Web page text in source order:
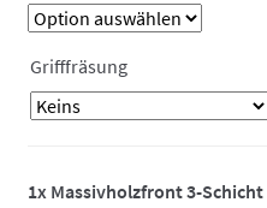
Grifffräsung
1x Massivholzfront 3-Schicht